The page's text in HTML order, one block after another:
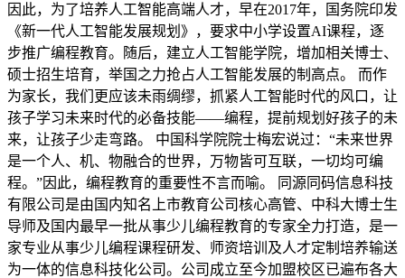
因此，为了培养人工智能高端人才，早在2017年，国务院印发
《新一代人工智能发展规划》，要求中小学设置AI课程，逐
步推广编程教育。随后，建立人工智能学院，增加相关博士、
硕士招生培育，举国之力抢占人工智能发展的制高点。 而作
为家长，我们更应该未雨绸缪，抓紧人工智能时代的风口，让
孩子学习未来时代的必备技能——编程，提前规划好孩子的未
来，让孩子少走弯路。 中国科学院院士梅宏说过：“未来世界
是一个人、机、物融合的世界，万物皆可互联，一切均可编
程。”因此，编程教育的重要性不言而喻。 同源同码信息科技
有限公司是由国内知名上市教育公司核心高管、中科大博士生
导师及国内最早一批从事少儿编程教育的专家全力打造，是一
家专业从事少儿编程课程研发、师资培训及人才定制培养输送
为一体的信息科技化公司。公司成立至今加盟校区已遍布各大